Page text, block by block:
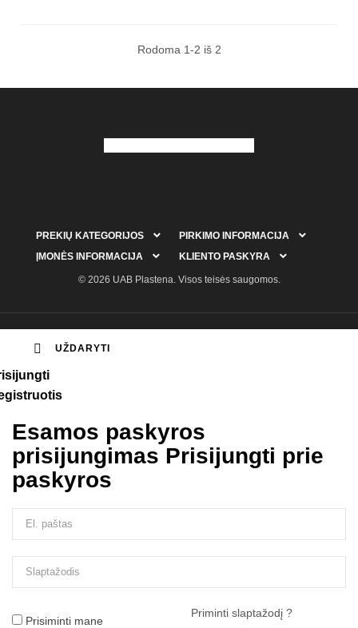
Rodoma 1-2 iš 2
PREKIŲ KATEGORIJOS  PIRKIMO INFORMACIJA 
ĮMONĖS INFORMACIJA  KLIENTO PASKYRA 
© 2026 UAB Plastena. Visos teisės saugomos.
 UŽDARYTI
Esamos paskyros
prisijungimas Prisijungti prie
paskyros
Prisiminti mane
Priminti slaptažodį ?